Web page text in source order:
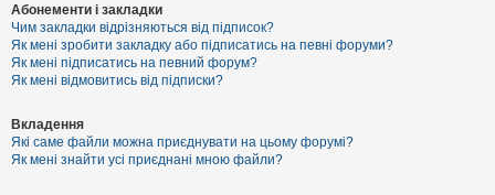
Абонементи і закладки
Чим закладки відрізняються від підписок?
Як мені зробити закладку або підписатись на певні форуми?
Як мені підписатись на певний форум?
Як мені відмовитись від підписки?
Вкладення
Які саме файли можна приєднувати на цьому форумі?
Як мені знайти усі приєднані мною файли?